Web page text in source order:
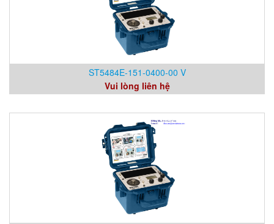
ST5484E-151-0400-00 V
Vui lòng liên hệ